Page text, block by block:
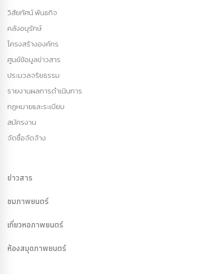
วิสัยทัศน์ พันธกิจ
คลังอนุรักษ์
โครงสร้างองค์กร
ศูนย์ข้อมูลข่าวสาร
ประมวลจริยธรรม
รายงานผลการดำเนินการ
กฏหมายและระเบียบ
สมัครงาน
จัดซื้อจัดจ้าง
ข่าวสาร
ชมภาพยนตร์
เที่ยวหอภาพยนตร์
ห้องสมุดภาพยนตร์